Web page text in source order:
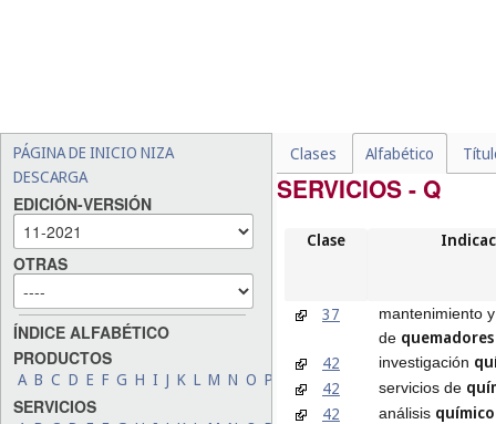
PÁGINA DE INICIO NIZA
DESCARGA
EDICIÓN-VERSIÓN
OTRAS
ÍNDICE ALFABÉTICO
PRODUCTOS
A B C D E F G H I J K L M N O P S T X
SERVICIOS
Clases Alfabético
SERVICIOS - Q
Clase
37
mantenimiento
de quemadores
42
investigación
42
servicios de
42
análisis químico